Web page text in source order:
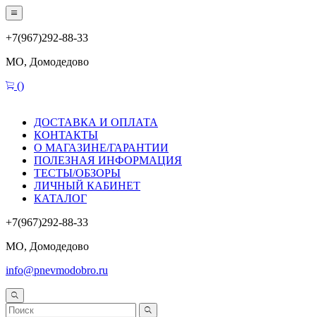
+7(967)292-88-33
МО, Домодедово
()
ДОСТАВКА И ОПЛАТА
КОНТАКТЫ
О МАГАЗИНЕ/ГАРАНТИИ
ПОЛЕЗНАЯ ИНФОРМАЦИЯ
ТЕСТЫ/ОБЗОРЫ
ЛИЧНЫЙ КАБИНЕТ
КАТАЛОГ
+7(967)292-88-33
МО, Домодедово
info@pnevmodobro.ru